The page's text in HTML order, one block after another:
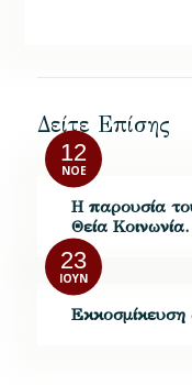
Δείτε Επίσης
12
ΝΟΈ
Η παρουσία
Θεία Κοινωνία.
23
ΙΟΎΝ